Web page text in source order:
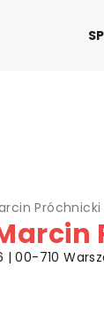
Próchnicki
| 00-710